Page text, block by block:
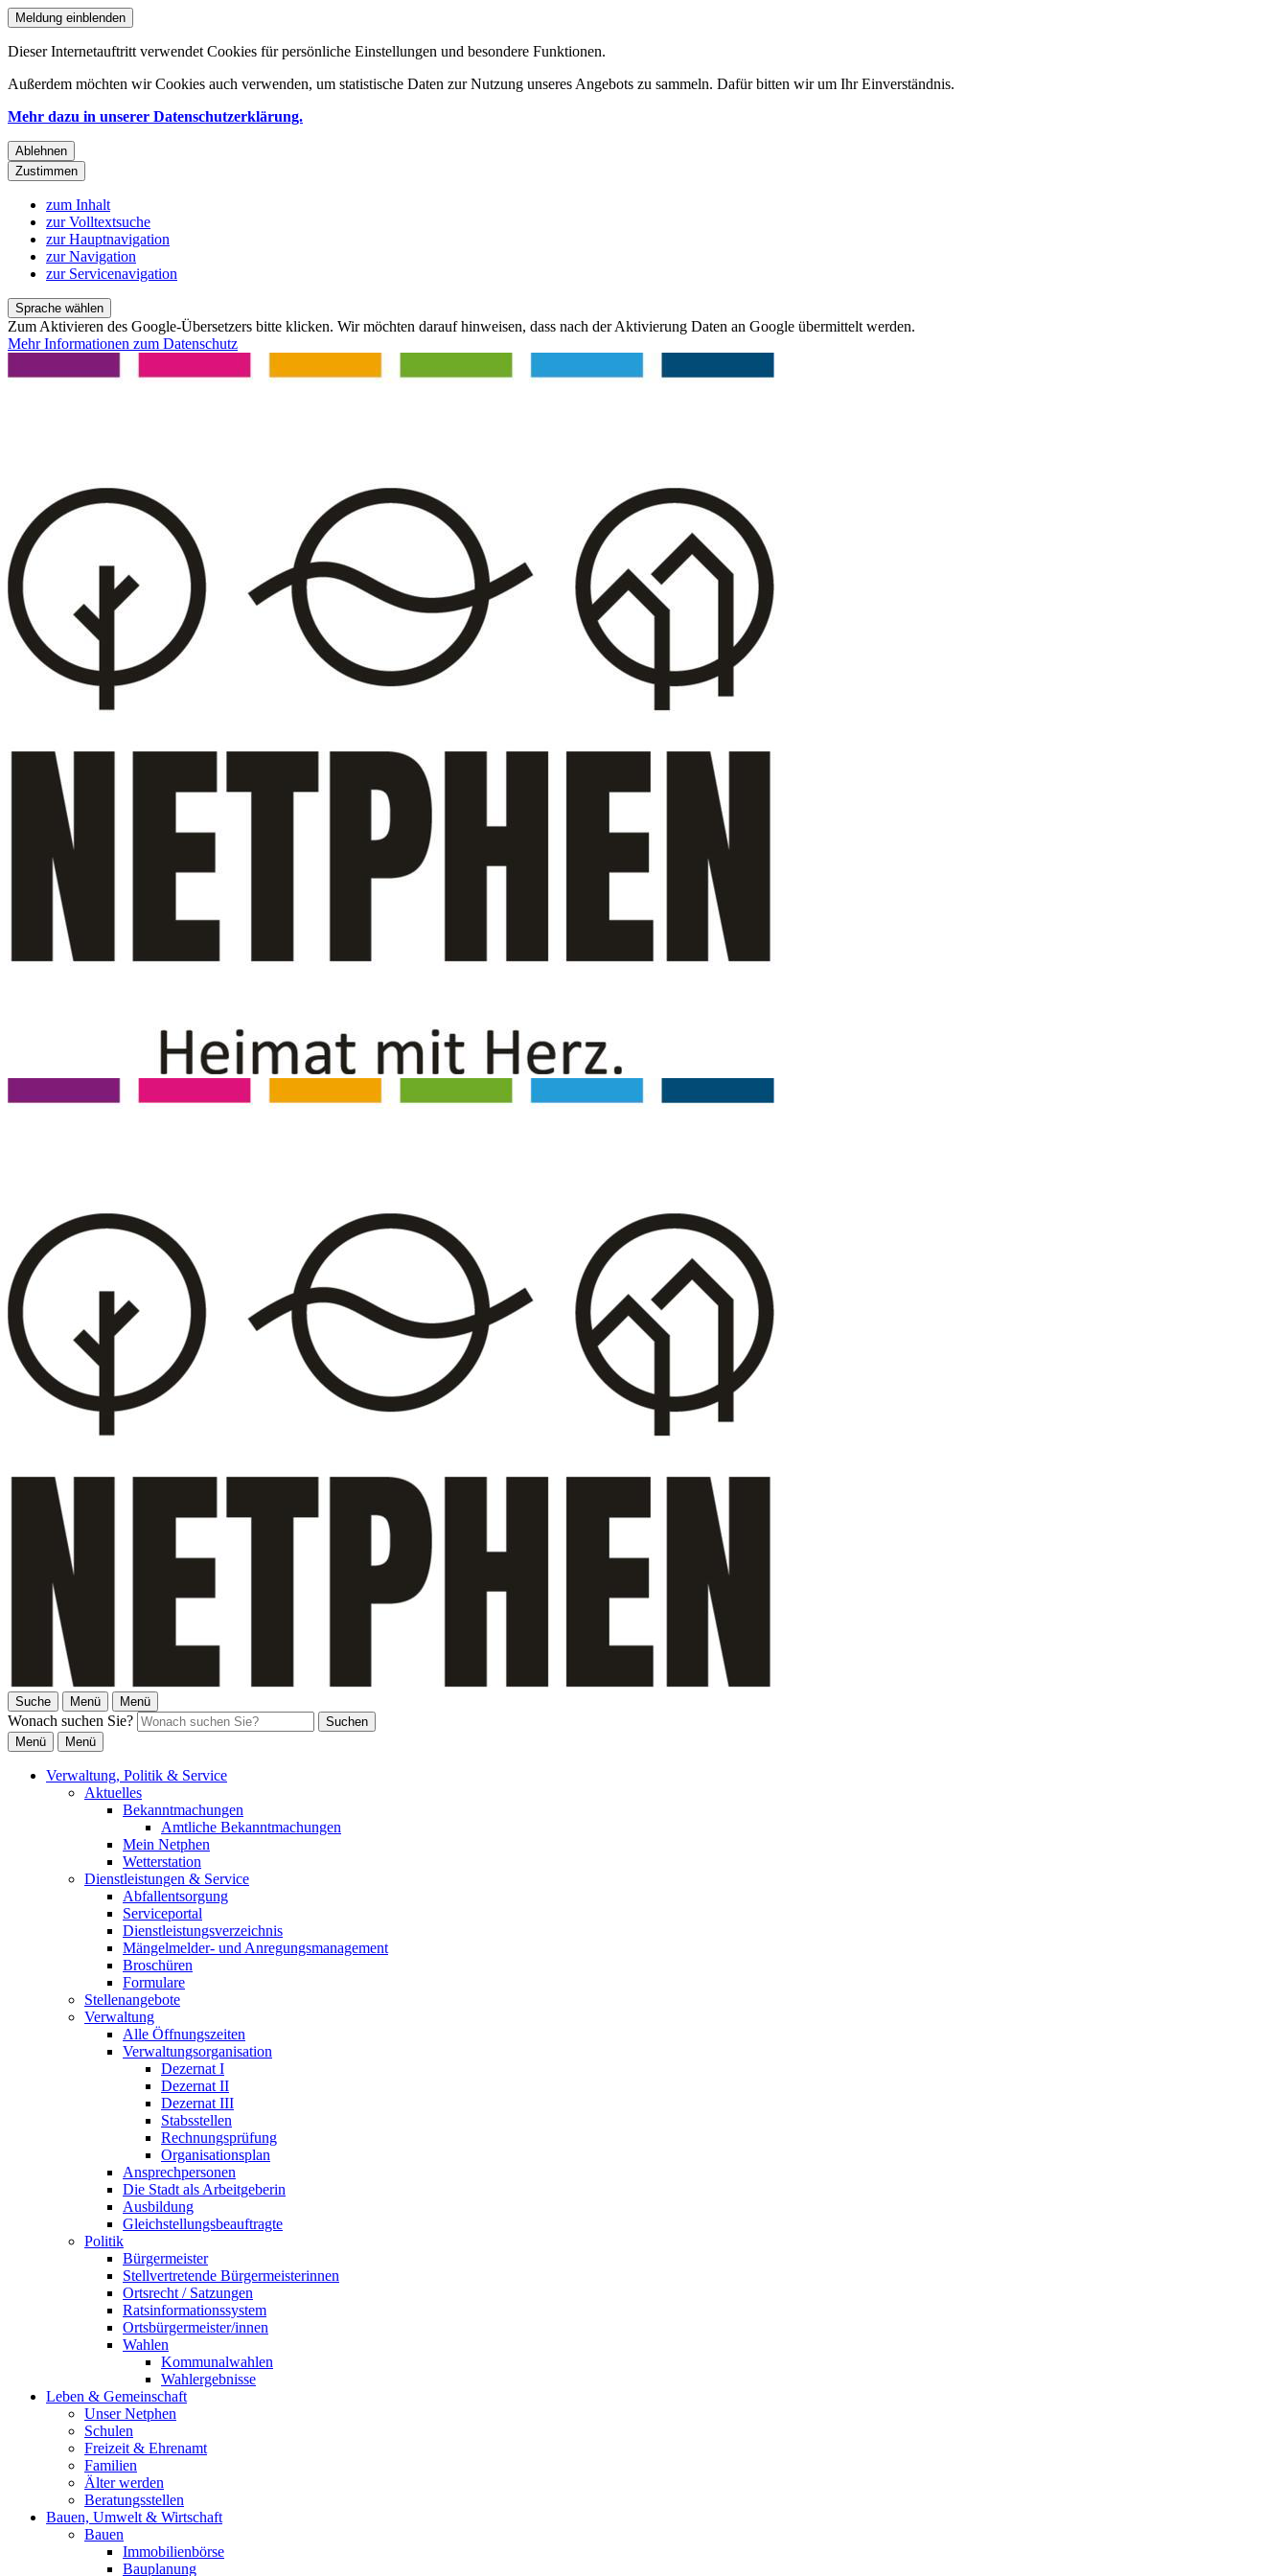
Meldung einblenden
Dieser Internetauftritt verwendet Cookies für persönliche Einstellungen und besondere Funktionen.
Außerdem möchten wir Cookies auch verwenden, um statistische Daten zur Nutzung unseres Angebots zu sammeln. Dafür bitten wir um Ihr Einverständnis.
Mehr dazu in unserer Datenschutzerklärung.
Ablehnen
Zustimmen
zum Inhalt
zur Volltextsuche
zur Hauptnavigation
zur Navigation
zur Servicenavigation
Sprache wählen
Zum Aktivieren des Google-Übersetzers bitte klicken. Wir möchten darauf hinweisen, dass nach der Aktivierung Daten an Google übermittelt werden.
Mehr Informationen zum Datenschutz
Suche Menü Menü
Wonach suchen Sie?
Suchen
Menü
Menü
Verwaltung, Politik & Service
Aktuelles
Bekanntmachungen
Amtliche Bekanntmachungen
Mein Netphen
Wetterstation
Dienstleistungen & Service
Abfallentsorgung
Serviceportal
Dienstleistungsverzeichnis
Mängelmelder- und Anregungsmanagement
Broschüren
Formulare
Stellenangebote
Verwaltung
Alle Öffnungszeiten
Verwaltungsorganisation
Dezernat I
Dezernat II
Dezernat III
Stabsstellen
Rechnungsprüfung
Organisationsplan
Ansprechpersonen
Die Stadt als Arbeitgeberin
Ausbildung
Gleichstellungsbeauftragte
Politik
Bürgermeister
Stellvertretende Bürgermeisterinnen
Ortsrecht / Satzungen
Ratsinformationssystem
Ortsbürgermeister/innen
Wahlen
Kommunalwahlen
Wahlergebnisse
Leben & Gemeinschaft
Unser Netphen
Schulen
Freizeit & Ehrenamt
Familien
Älter werden
Beratungsstellen
Bauen, Umwelt & Wirtschaft
Bauen
Immobilienbörse
Bauplanung